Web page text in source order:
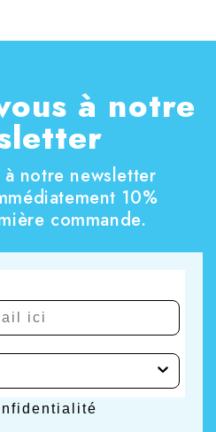
à notre
notre newsletter
10%
commande.